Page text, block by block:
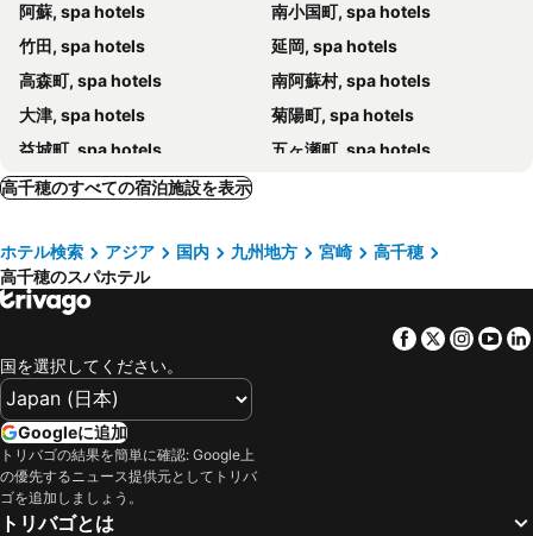
阿蘇, spa hotels
南小国町, spa hotels
竹田, spa hotels
延岡, spa hotels
高森町, spa hotels
南阿蘇村, spa hotels
大津, spa hotels
菊陽町, spa hotels
益城町, spa hotels
五ヶ瀬町, spa hotels
甲佐町, spa hotels
高千穂のすべての宿泊施設を表示
ホテル検索 アジア 国内 九州地方 宮崎
高千穂
高千穂のスパホテル
Facebook
Twitter
国を選択してください。
Googleに追加
トリバゴの結果を簡単に確認: Google上
の優先するニュース提供元としてトリバ
ゴを追加しましょう。
トリバゴとは